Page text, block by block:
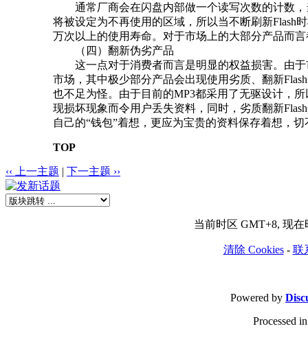
通常厂商会在闪盘内部做一个读写次数的计数，
将被设定为不再使用的区域，所以当不断刷新Flash
万次以上的使用寿命。对于市场上的大部分产品而
（四）翻新伪劣产品
这一点对于消费者而言是明显的权益损害。由于
市场，其中极少部分产品会出现使用劣质、翻新
也不足为怪。由于目前的MP3都采用了无驱设计，
现损坏现象而令用户丢失资料，同时，劣质翻新
自己的“钱包”着想，更应为宝贵的资料保存着想，
TOP
‹‹ 上一主题 | 下一主题 ››
当前时区 GMT+8, 现在
清除 Cookies- 联
Powered by
Processed